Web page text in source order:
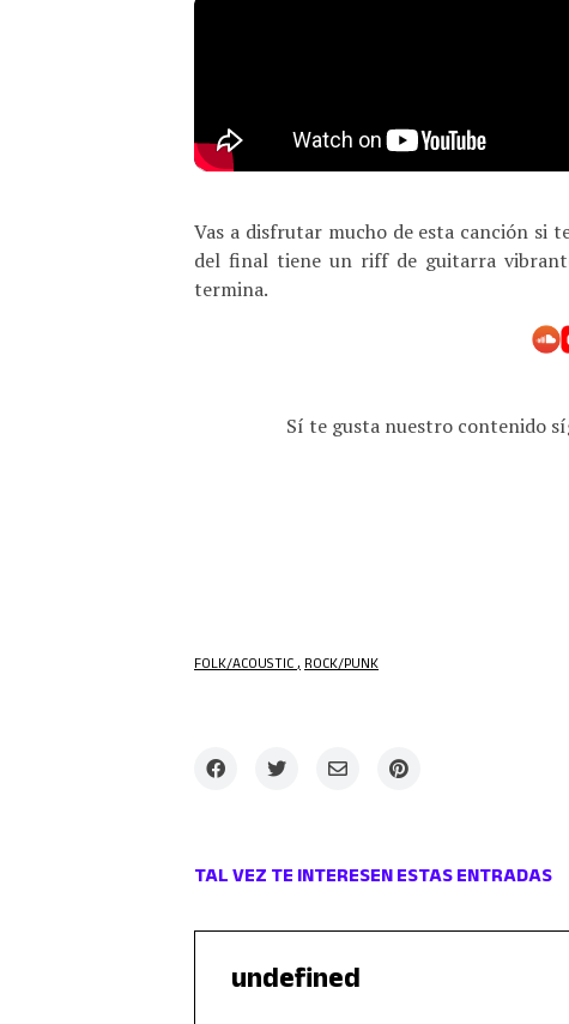
Vas a disfrutar mucho de esta canción si
del final tiene un riff de guitarra
termina.
Sí te gusta nuestro contenido
FOLK/ACOUSTIC ROCK/PUNK
TAL VEZ TE INTERESEN ESTAS ENTRADAS
undefined